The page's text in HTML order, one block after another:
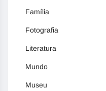
Família
Fotografia
Literatura
Mundo
Museu